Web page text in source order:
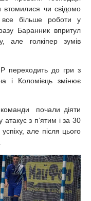
втомилися чи свідомо
більше роботи у
Баранник впритул
але голкіпер зумів
переходить до гри з
і Коломієць змінює
команди почали діяти
з п’ятим і за 30
але після цього